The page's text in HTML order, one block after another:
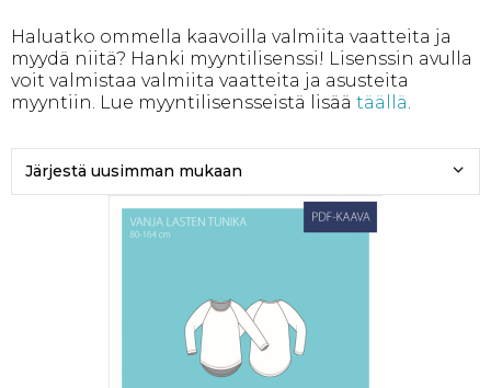
Haluatko ommella kaavoilla valmiita vaatteita ja
myydä niitä? Hanki myyntilisenssi! Lisenssin avulla
voit valmistaa valmiita vaatteita ja asusteita
myyntiin. Lue myyntilisensseistä lisää täällä